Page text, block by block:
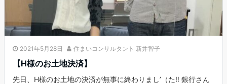
2021年5月28日 住まいコンサルタント 新井智子
【H様のお土地決済】
先日、H様のお土地の決済が無事に終わりまし’（た‼︎ 銀行さん